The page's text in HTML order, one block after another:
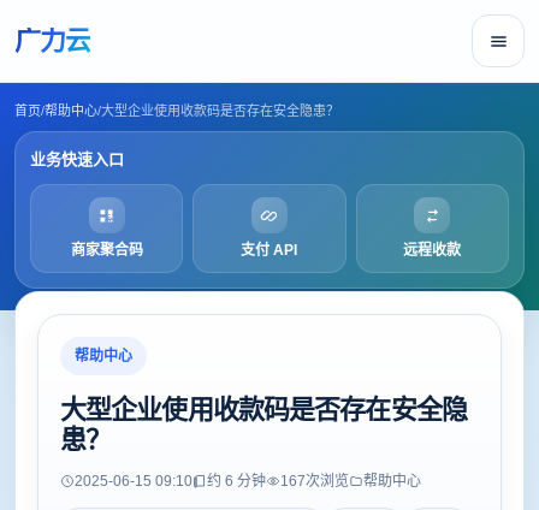
广力云
首页/帮助中心/大型企业使用收款码是否存在安全隐患？
业务快速入口
商家聚合码 支付 API 远程收款
帮助中心
大型企业使用收款码是否存在安全隐
患？
2025-06-15 09:10 约 6 分钟 167次浏览 帮助中心